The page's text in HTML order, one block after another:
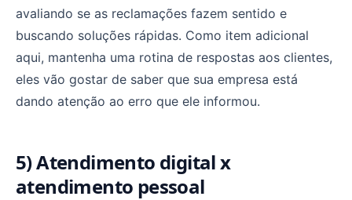
avaliando se as reclamações fazem sentido e
buscando soluções rápidas. Como item adicional
aqui, mantenha uma rotina de respostas aos clientes,
eles vão gostar de saber que sua empresa está
dando atenção ao erro que ele informou.
5) Atendimento digital x
atendimento pessoal